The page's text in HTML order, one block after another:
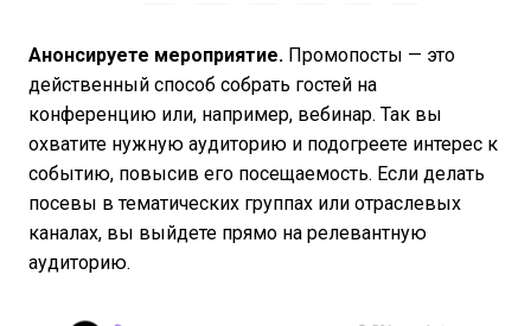
Анонсируете мероприятие. Промопосты — это
действенный способ собрать гостей на
конференцию или, например, вебинар. Так вы
охватите нужную аудиторию и подогреете интерес к
событию, повысив его посещаемость. Если делать
посевы в тематических группах или отраслевых
каналах, вы выйдете прямо на релевантную
аудиторию.